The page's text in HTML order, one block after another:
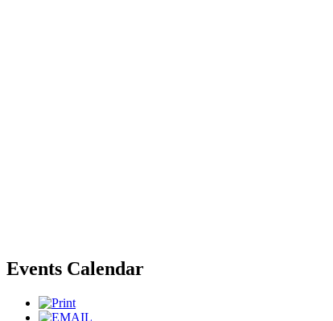
Events Calendar